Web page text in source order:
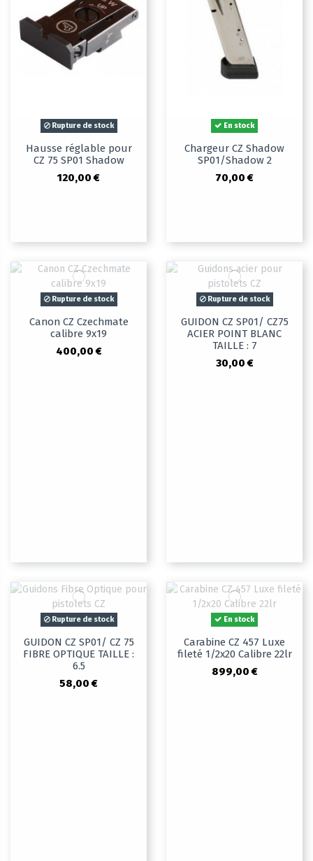
Rupture de stock
Hausse réglable pour
CZ 75 SP01 Shadow
120,00 €
En stock
Chargeur CZ Shadow
SP01/Shadow 2
70,00 €
Rupture de stock
Canon CZ Czechmate
calibre 9x19
400,00 €
Rupture de stock
GUIDON CZ SP01/ CZ75
ACIER POINT BLANC
TAILLE : 7
30,00 €
Rupture de stock
GUIDON CZ SP01/ CZ 75
FIBRE OPTIQUE TAILLE :
6.5
58,00 €
En stock
Carabine CZ 457 Luxe
fileté 1/2x20 Calibre 22lr
899,00 €